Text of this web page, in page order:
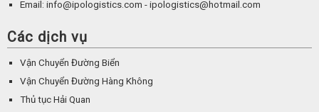
Email: info@ipologistics.com - ipologistics@hotmail.com
Các dịch vụ
Vận Chuyển Đường Biển
Vận Chuyển Đường Hàng Không
Thủ tục Hải Quan